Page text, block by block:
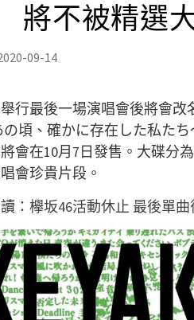
將不被精選
09-14
行最後一場演唱會後將會
の頃、確かに存在した私た
會在10月7日發售。大碟分
會珍貴片段。
： 欅坂46活動休止 最後單